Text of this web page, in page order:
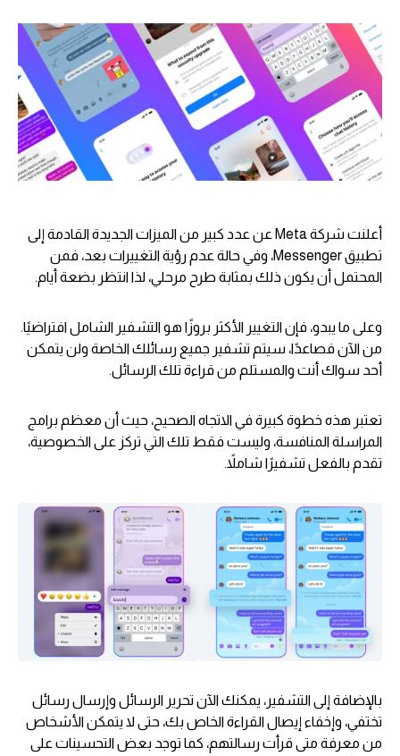
أعلنت شركة Meta عن عدد كبير من الميزات الجديدة القادمة إلى
تطبيق Messenger، وفي حالة عدم رؤية التغييرات بعد، فمن
المحتمل أن يكون ذلك بمثابة طرح مرحلي، لذا انتظر بضعة أيام.
وعلى ما يبدو، فإن التغيير الأكثر بروزًا هو التشفير الشامل افتراضيًا.
من الآن فصاعدًا، سيتم تشفير جميع رسائلك الخاصة ولن يتمكن
أحد سواك أنت والمستلم من قراءة تلك الرسائل.
تعتبر هذه خطوة كبيرة في الاتجاه الصحيح، حيث أن معظم برامج
المراسلة المنافسة، وليست فقط تلك التي تركز على الخصوصية،
تقدم بالفعل تشفيرًا شاملاً.
بالإضافة إلى التشفير، يمكنك الآن تحرير الرسائل وإرسال رسائل
تختفي، وإخفاء إيصال القراءة الخاص بك، حتى لا يتمكن الأشخاص
من معرفة متى قرأت رسالتهم، كما توجد بعض التحسينات على